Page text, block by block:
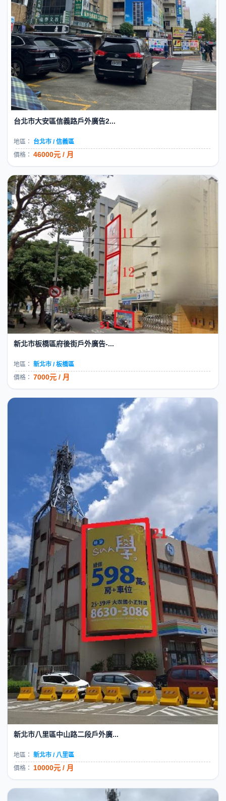
台北市大安區信義路戶外廣告2...
地區：
台北市 / 信義區
價格： 46000元 / 月
新北市板橋區府後街戶外廣告-...
地區： 新北市 / 板橋區
價格： 7000元 / 月
新北市八里區中山路二段戶外廣...
地區： 新北市 / 八里區
價格： 10000元 / 月